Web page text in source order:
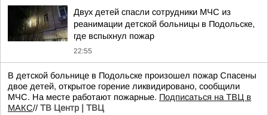
Двух детей спасли сотрудники МЧС из
реанимации детской больницы в Подольске,
где вспыхнул пожар
22:55
В детской больнице в Подольске произошел пожар Спасены
двое детей, открытое горение ликвидировано, сообщили
МЧС. На месте работают пожарные. Подписаться на ТВЦ в
МАКС// ТВ Центр | ТВЦ